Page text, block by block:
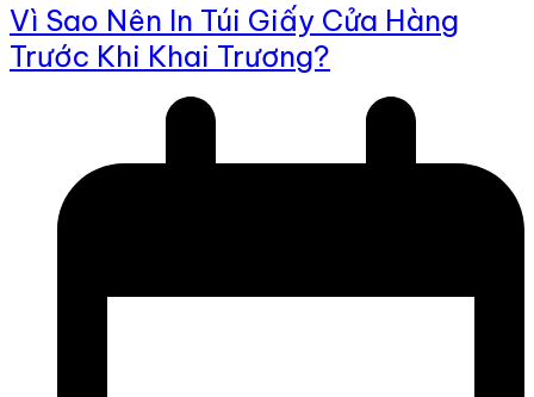
Vì Sao Nên In Túi Giấy Cửa Hàng
Trước Khi Khai Trương?